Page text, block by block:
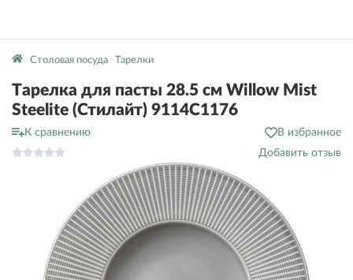
Столовая посуда Тарелки
Тарелка для пасты 28.5 см Willow Mist
Steelite (Стилайт) 9114C1176
К сравнению
В избранное
Добавить отзыв